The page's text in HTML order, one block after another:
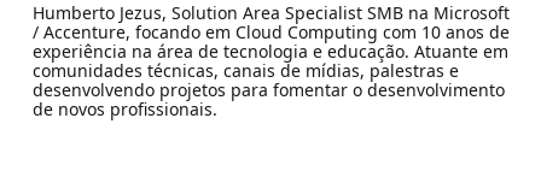
Humberto Jezus, Solution Area Specialist SMB na Microsoft
/ Accenture, focando em Cloud Computing com 10 anos de
experiência na área de tecnologia e educação. Atuante em
comunidades técnicas, canais de mídias, palestras e
desenvolvendo projetos para fomentar o desenvolvimento
de novos profissionais.